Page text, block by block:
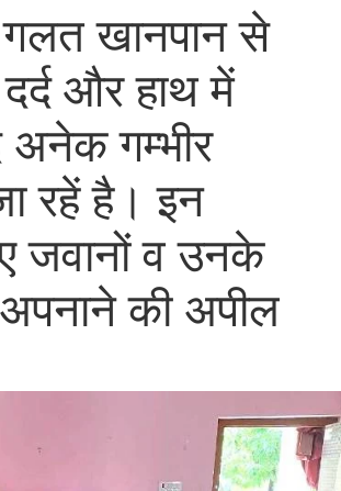
खानपान से
और हाथ में
अनेक गम्भीर
रहें है। इन
जवानों व उनके
की अपील